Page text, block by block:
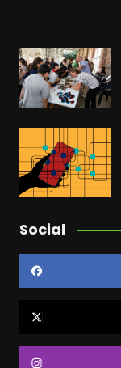
Social